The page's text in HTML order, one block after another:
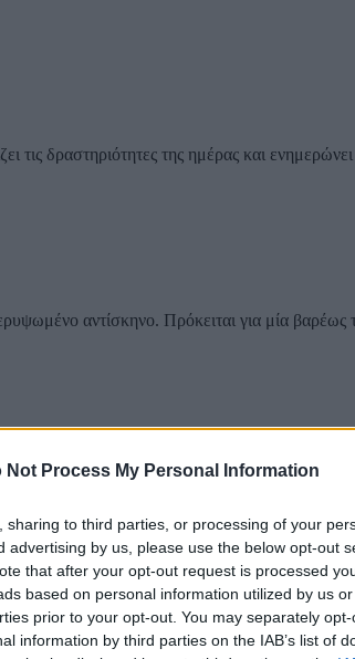
Not Process My Personal Information
sharing to third parties, or processing of your
advertising by us, please use the below opt-out
that after your opt-out request is processed
based on personal information utilized by us
prior to your opt-out. You may separately
information by third parties on the IAB’s list of
δραστηριότητες της ημέρας και ενημερώνει
αντίσκηνο. Πρόκειται για μία βαρέως
συγκεκριμένες οδηγίες με βήματα.
και του χώρου της